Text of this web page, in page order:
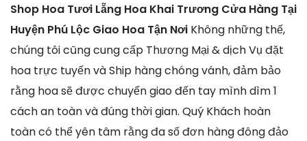
Shop Hoa Tươi Lẵng Hoa Khai Trương Cửa Hàng Tại
Huyện Phú Lộc Giao Hoa Tận Nơi Không những thế,
chúng tôi cũng cung cấp Thương Mại & dịch Vụ đặt
hoa trực tuyến và Ship hàng chóng vánh, đảm bảo
rằng hoa sẽ được chuyển giao đến tay mình dìm 1
cách an toàn và đúng thời gian. Quý Khách hoàn
toàn có thể yên tâm rằng đa số đơn hàng đông đảo